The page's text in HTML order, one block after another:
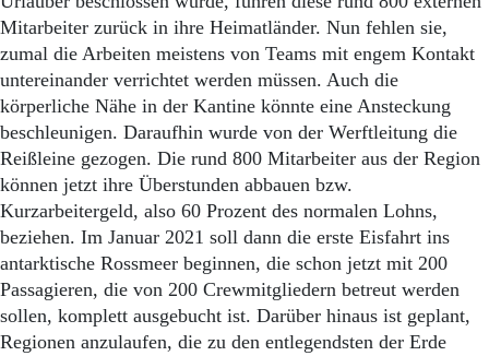
Mediadaten
Kontakt
Impressum
Datenschutz
Mitarbeiter zurück in ihre Heimatländer. Nun fehlen sie,
zumal die Arbeiten meistens von Teams mit engem Kontakt
untereinander verrichtet werden müssen. Auch die
körperliche Nähe in der Kantine könnte eine Ansteckung
beschleunigen. Daraufhin wurde von der Werftleitung die
Reißleine gezogen. Die rund 800 Mitarbeiter aus der Region
können jetzt ihre Überstunden abbauen bzw.
Kurzarbeitergeld, also 60 Prozent des normalen Lohns,
beziehen. Im Januar 2021 soll dann die erste Eisfahrt ins
antarktische Rossmeer beginnen, die schon jetzt mit 200
Passagieren, die von 200 Crewmitgliedern betreut werden
sollen, komplett ausgebucht ist. Darüber hinaus ist geplant,
Regionen anzulaufen, die zu den entlegendsten der Erde